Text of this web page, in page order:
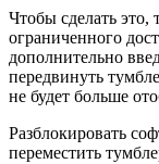
Чтобы сделать это,
ограниченного
дополнительно
передвинуть
не будет больше
Разблокировать
переместить